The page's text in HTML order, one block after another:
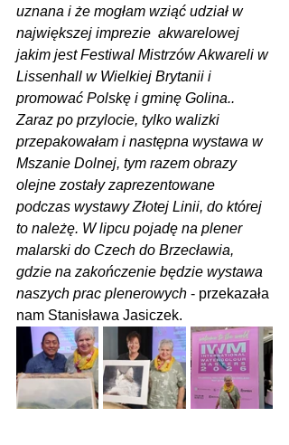
uznana i że mogłam wziąć udział w
największej imprezie  akwarelowej
jakim jest Festiwal Mistrzów Akwareli w
Lissenhall w Wielkiej Brytanii i
promować Polskę i gminę Golina..
Zaraz po przylocie, tylko walizki
przepakowałam i następna wystawa w
Mszanie Dolnej, tym razem obrazy
olejne zostały zaprezentowane
podczas wystawy Złotej Linii, do której
to należę. W lipcu pojadę na plener
malarski do Czech do Brzecławia,
gdzie na zakończenie będzie wystawa
naszych prac plenerowych - przekazała
nam Stanisława Jasiczek.